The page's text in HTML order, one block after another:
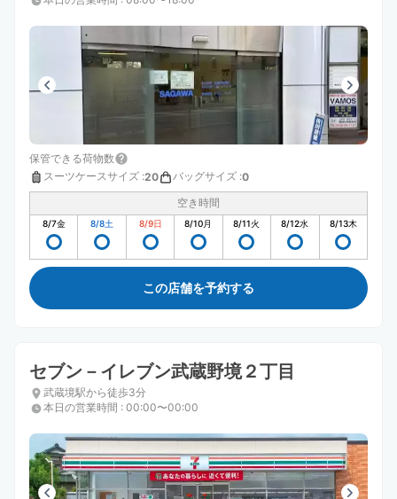
保管できる荷物数
スーツケースサイズ :20 バッグサイズ :0
空き時間
8/7金 8/8土 8/9日 8/10月 8/11火 8/12水 8/13木
この店舗を予約する
セブン－イレブン武蔵野境２丁目
武蔵境駅から徒歩3分
本日の営業時間 : 00:00〜00:00